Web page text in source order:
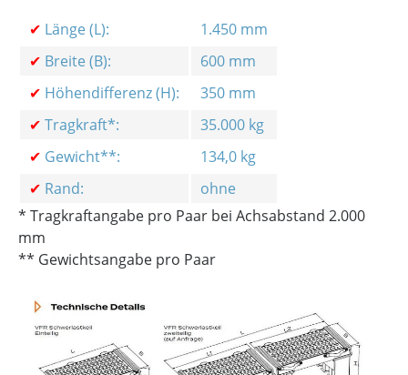
✔ Länge (L):
1.450 mm
✔ Breite (B):
600 mm
✔ Höhendifferenz (H):
350 mm
✔ Tragkraft*:
35.000 kg
✔ Gewicht**:
134,0 kg
✔ Rand:
ohne
* Tragkraftangabe pro Paar bei Achsabstand 2.000
mm
** Gewichtsangabe pro Paar